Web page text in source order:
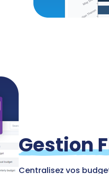
Gestion
Centralisez vos